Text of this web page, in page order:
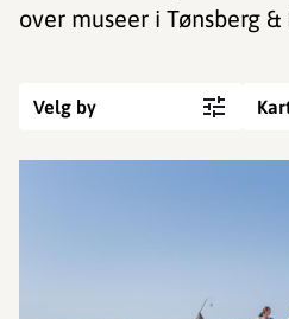
over museer i Tønsberg &
Velg by